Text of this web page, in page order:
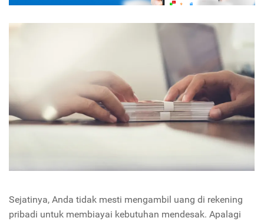
Sejatinya, Anda tidak mesti mengambil uang di rekening
pribadi untuk membiayai kebutuhan mendesak. Apalagi